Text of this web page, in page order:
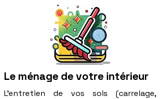
Le ménage de votre intérieur
L'entretien de vos sols (carrelage,